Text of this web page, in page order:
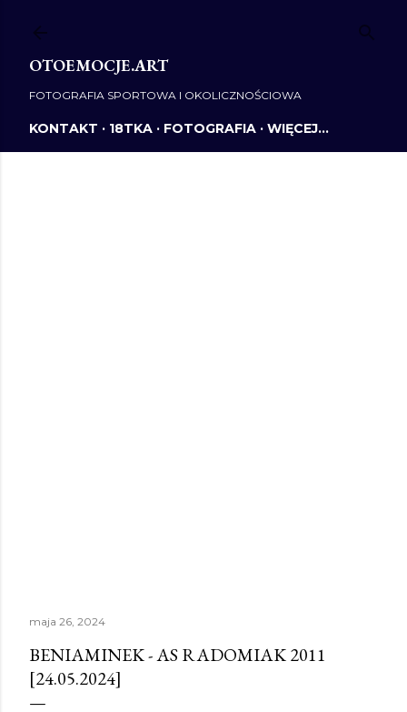
OTOEMOCJE.ART
FOTOGRAFIA SPORTOWA I OKOLICZNOŚCIOWA
KONTAKT 18TKA FOTOGRAFIA WIĘCEJ…
maja 26, 2024
BENIAMINEK - AS RADOMIAK 2011
[24.05.2024]